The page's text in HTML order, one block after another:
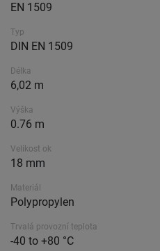
EN 1509
Typ
DIN EN 1509
Délka
6,02 m
Výška
0.76 m
Velikost ok
18 mm
Materiál
Polypropylen
Trvalá provozní teplota
-40 to +80 °C